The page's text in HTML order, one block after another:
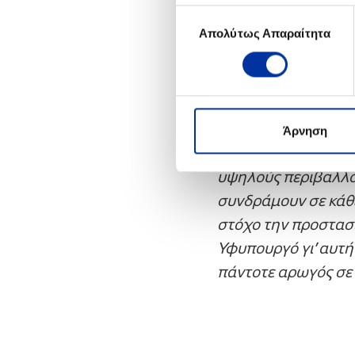
συγκατάθεσης
Απολύτως Απαραίτητα
Άρνηση
Μετά την
«Η συμμετοχή μας
αποδεικνύει τη
και στην
ΠΕΤΡΕΛΑΙΑ’
υψηλούς
συνδράμουν σε
στόχο την
Υφυπουργό γι’
πάντοτε αρωγός σε